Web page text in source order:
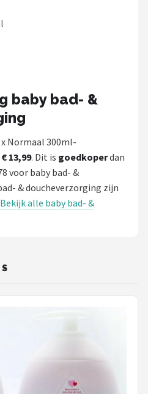
baby bad- &
Normaal 300ml-
€ 13,99. Dit is goedkoperdan
voor baby bad- &
& doucheverzorging zijn
Bekijk alle baby bad- &